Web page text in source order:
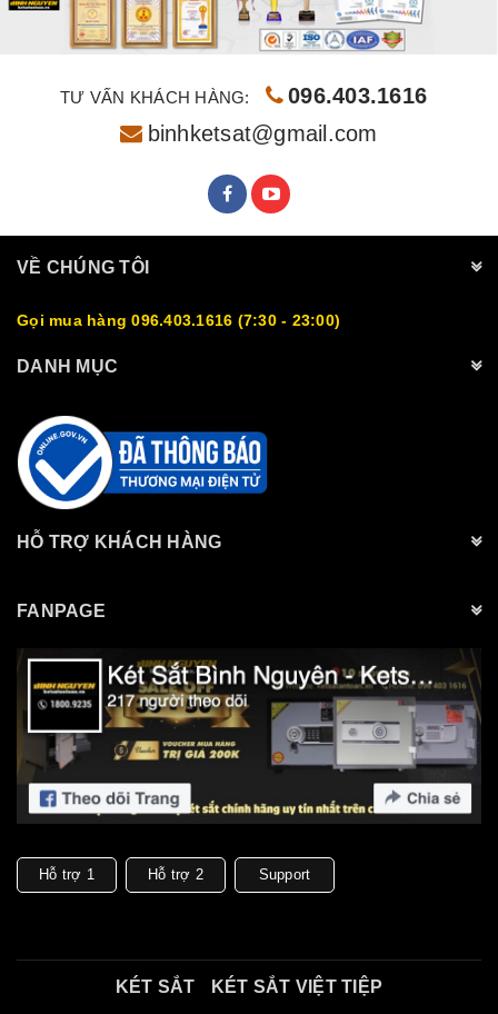
TƯ VẤN KHÁCH HÀNG:
096.403.1616
binhketsat@gmail.com
VỀ CHÚNG TÔI
Gọi mua hàng 096.403.1616 (7:30 - 23:00)
DANH MỤC
HỖ TRỢ KHÁCH HÀNG
FANPAGE
Hỗ trợ 1 Hỗ trợ 2 Support
KÉT SẮT KÉT SẮT VIỆT TIỆP